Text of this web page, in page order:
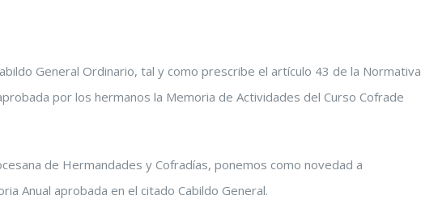
General Ordinario, tal y como prescribe el artículo 43 de la Normativa
por los hermanos la Memoria de Actividades del Curso Cofrade
de Hermandades y Cofradías, ponemos como novedad a
Anual aprobada en el citado Cabildo General.